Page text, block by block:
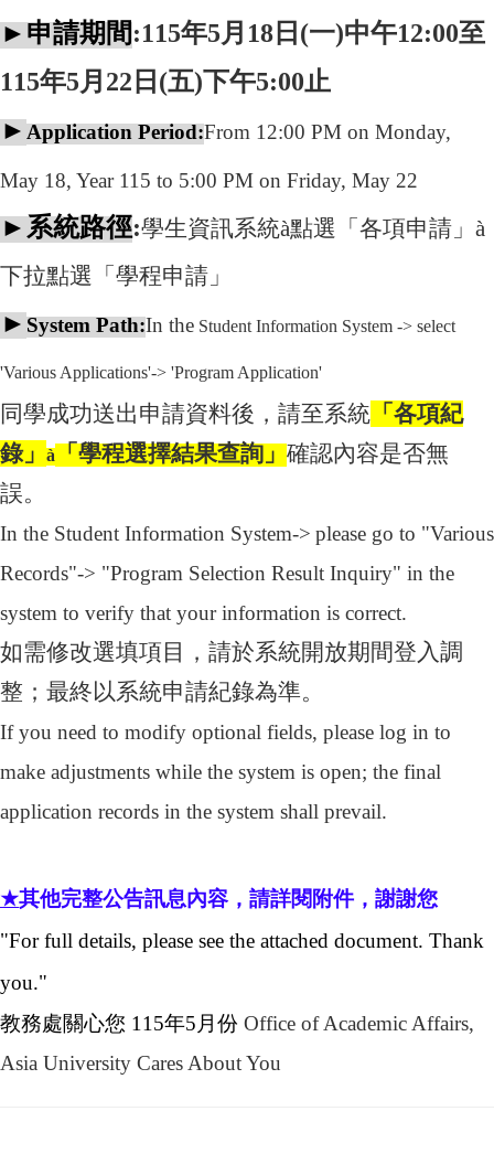
► 申請期間:115年5月18日(一)中午12:00至
115年5月22日(五)下午5:00止
► Application Period:From 12:00 PM on Monday,
May 18, Year 115 to 5:00 PM on Friday, May 22
► 系統路徑:學生資訊系統à點選「各項申請」 à
下拉點選「學程申請」
► System Path:In the Student Information System -> select
'Various Applications'-> 'Program Application'
同學成功送出申請資料後，請至系統 「各項紀
錄」
à 「學程選擇結果查詢」 確認內容是否無
誤。
In the Student Information System-> please go to "Various
Records"-> "Program Selection Result Inquiry" in the
system to verify that your information is correct.
如需修改選填項目，請於系統開放期間登入調
整；最終以系統申請紀錄為準。
If you need to modify optional fields, please log in to
make adjustments while the system is open; the final
application records in the system shall prevail.
★其他完整公告訊息內容，請詳閱附件，謝謝您
"For full details, please see the attached document. Thank
you."
教務處關心您 115年5月份 Office of Academic Affairs,
Asia University Cares About You